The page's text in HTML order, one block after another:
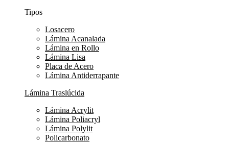
Tipos
Losacero
Lámina Acanalada
Lámina en Rollo
Lámina Lisa
Placa de Acero
Lámina Antiderrapante
Lámina Traslúcida
Lámina Acrylit
Lámina Poliacryl
Lámina Polylit
Policarbonato